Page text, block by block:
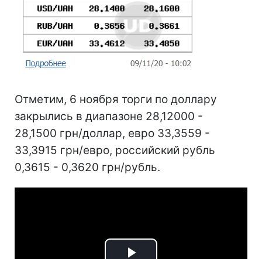
Отметим, 6 ноября торги по доллару
закрылись в диапазоне 28,12000 -
28,1500 грн/доллар, евро 33,3559 -
33,3915 грн/евро, российский рубль
0,3615 - 0,3620 грн/рубль.